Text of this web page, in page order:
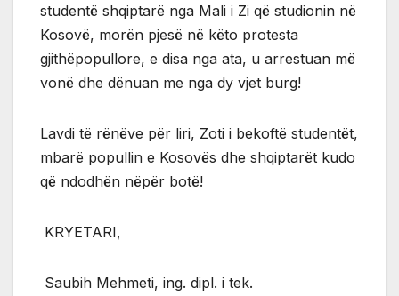
studentë shqiptarë nga Mali i Zi që studionin në
Kosovë, morën pjesë në këto protesta
gjithëpopullore, e disa nga ata, u arrestuan më
vonë dhe dënuan me nga dy vjet burg!
Lavdi të rënëve për liri, Zoti i bekoftë studentët,
mbarë popullin e Kosovës dhe shqiptarët kudo
që ndodhën nëpër botë!
KRYETARI,
Saubih Mehmeti, ing. dipl. i tek.